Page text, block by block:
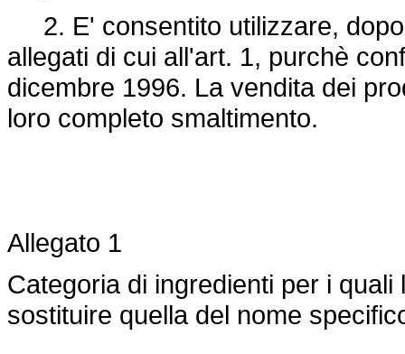
2. E' consentito utilizzare,
allegati di cui all'art. 1, purchè
dicembre 1996. La vendita dei
loro completo smaltimento.
Allegato 1
Categoria di ingredienti per i
sostituire quella del nome